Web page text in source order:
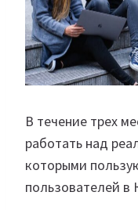
В течение трех
работать над
которыми
пользователей в